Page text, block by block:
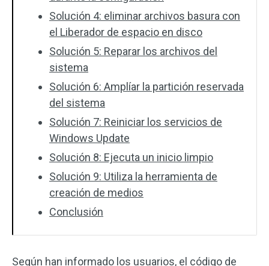
Solución 4: eliminar archivos basura con
el Liberador de espacio en disco
Solución 5: Reparar los archivos del
sistema
Solución 6: Amplíar la partición reservada
del sistema
Solución 7: Reiniciar los servicios de
Windows Update
Solución 8: Ejecuta un inicio limpio
Solución 9: Utiliza la herramienta de
creación de medios
Conclusión
Según han informado los usuarios, el código de